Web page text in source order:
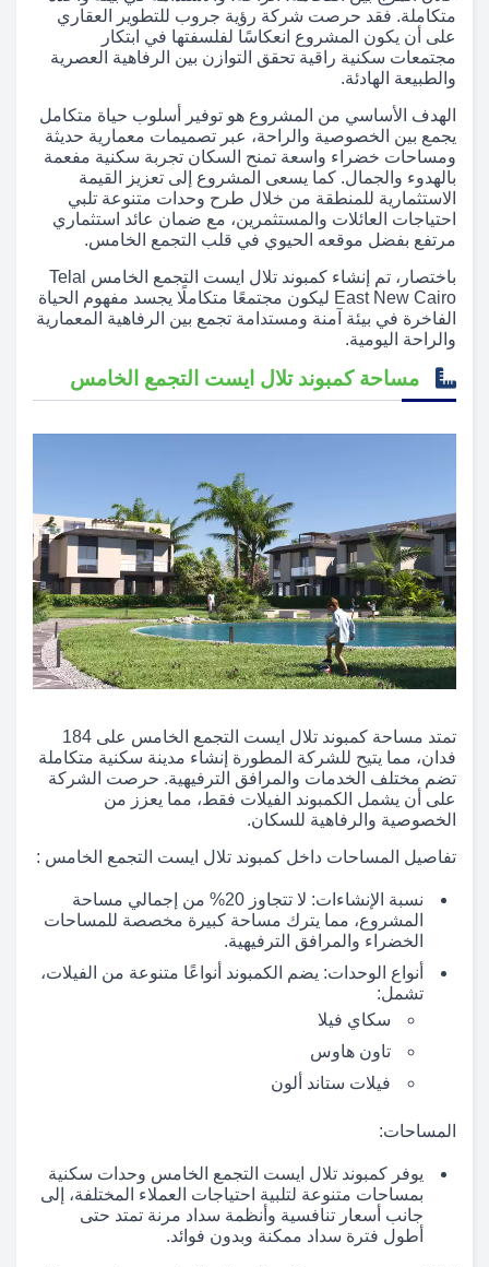
متكاملة. فقد حرصت شركة رؤية جروب للتطوير العقاري
على أن يكون المشروع انعكاسًا لفلسفتها في ابتكار
مجتمعات سكنية راقية تحقق التوازن بين الرفاهية العصرية
والطبيعة الهادئة.
الهدف الأساسي من المشروع هو توفير أسلوب حياة متكامل
يجمع بين الخصوصية والراحة، عبر تصميمات معمارية حديثة
ومساحات خضراء واسعة تمنح السكان تجربة سكنية مفعمة
بالهدوء والجمال. كما يسعى المشروع إلى تعزيز القيمة
الاستثمارية للمنطقة من خلال طرح وحدات متنوعة تلبي
احتياجات العائلات والمستثمرين، مع ضمان عائد استثماري
مرتفع بفضل موقعه الحيوي في قلب التجمع الخامس.
باختصار، تم إنشاء كمبوند تلال ايست التجمع الخامس Telal
East New Cairo ليكون مجتمعًا متكاملًا يجسد مفهوم الحياة
الفاخرة في بيئة آمنة ومستدامة تجمع بين الرفاهية المعمارية
والراحة اليومية.
مساحة كمبوند تلال ايست التجمع الخامس
تمتد مساحة كمبوند تلال ايست التجمع الخامس على 184
فدان، مما يتيح للشركة المطورة إنشاء مدينة سكنية متكاملة
تضم مختلف الخدمات والمرافق الترفيهية. حرصت الشركة
على أن يشمل الكمبوند الفيلات فقط، مما يعزز من
الخصوصية والرفاهية للسكان.
تفاصيل المساحات داخل كمبوند تلال ايست التجمع الخامس :
نسبة الإنشاءات: لا تتجاوز 20% من إجمالي مساحة
المشروع، مما يترك مساحة كبيرة مخصصة للمساحات
الخضراء والمرافق الترفيهية.
أنواع الوحدات: يضم الكمبوند أنواعًا متنوعة من الفيلات،
تشمل:
سكاي فيلا
تاون هاوس
فيلات ستاند ألون
المساحات:
يوفر كمبوند تلال ايست التجمع الخامس وحدات سكنية
بمساحات متنوعة لتلبية احتياجات العملاء المختلفة، إلى
جانب أسعار تنافسية وأنظمة سداد مرنة تمتد حتى
أطول فترة سداد ممكنة وبدون فوائد.